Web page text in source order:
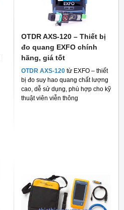
OTDR AXS-120 – Thiết bị
đo quang EXFO chính
hãng, giá tốt
OTDR AXS-120 từ EXFO – thiết
bị đo suy hao quang chất lượng
cao, dễ sử dụng, phù hợp cho kỹ
thuật viên viễn thông